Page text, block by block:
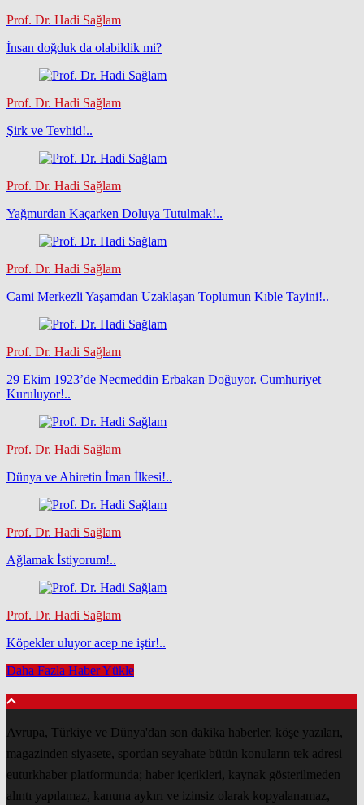
Prof. Dr. Hadi Sağlam
İnsan doğduk da olabildik mi?
Prof. Dr. Hadi Sağlam
Şirk ve Tevhid!..
Prof. Dr. Hadi Sağlam
Yağmurdan Kaçarken Doluya Tutulmak!..
Prof. Dr. Hadi Sağlam
Cami Merkezli Yaşamdan Uzaklaşan Toplumun Kıble Tayini!..
Prof. Dr. Hadi Sağlam
29 Ekim 1923’de Necmeddin Erbakan Doğuyor. Cumhuriyet
Kuruluyor!..
Prof. Dr. Hadi Sağlam
Dünya ve Ahiretin İman İlkesi!..
Prof. Dr. Hadi Sağlam
Ağlamak İstiyorum!..
Prof. Dr. Hadi Sağlam
Köpekler uluyor acep ne iştir!..
Daha Fazla Haber Yükle
Avrupa, Türkiye ve Dünya'dan son dakika haberler, köşe yazıları,
magazinden siyasete, spordan seyahate bütün konuların tek adresi
euturkhaber platformunda; haber içerikleri, kaynak gösterilmeden
alıntı yapılamaz, kanuna aykırı ve izinsiz olarak kopyalanamaz,